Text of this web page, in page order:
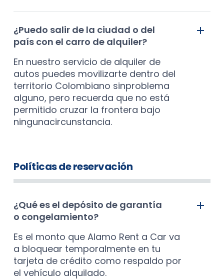
¿Puedo salir de la ciudad o del
país con el carro de alquiler?
En nuestro servicio de alquiler de
autos puedes movilizarte dentro del
territorio Colombiano sinproblema
alguno, pero recuerda que no está
permitido cruzar la frontera bajo
ningunacircunstancia.
Políticas de reservación
¿Qué es el depósito de garantía
o congelamiento?
Es el monto que Alamo Rent a Car va
a bloquear temporalmente en tu
tarjeta de crédito como respaldo por
el vehículo alquilado.